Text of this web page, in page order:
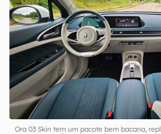
Ora 03 Skin tem um pacote bem bacana,